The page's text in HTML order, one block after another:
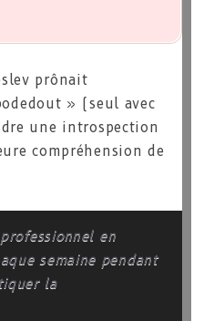
prônait
» (seul avec
une introspection
compréhension de
en
semaine pendant
la